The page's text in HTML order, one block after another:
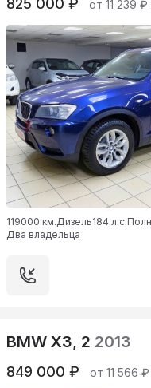
825 000 ₽ от 11 239
119000 км.Дизель184 л.с.
Два владельца
BMW X3, 2 2013
849 000 ₽ от 11 566